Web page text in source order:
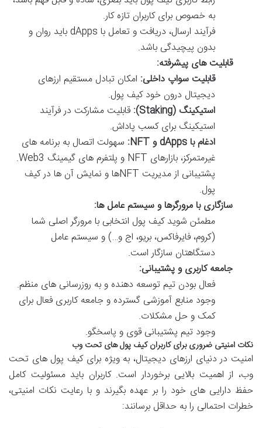
به خصوص برای کاربران تازه کار.
فرآیند ارسال، دریافت و تعامل با dApps باید روان و
بدون پیچیدگی باشد.
قابلیت های پیشرفته:
قابلیت سواپ داخلی: امکان تبادل مستقیم ارزهای
دیجیتال درون خود کیف پول.
استیکینگ (Staking):
قابلیت مشارکت در فرآیند
استیکینگ برای کسب پاداش.
ادغام با dApps و NFT:
سهولت اتصال به برنامه های
غیرمتمرکز، بازارهای NFT و پلتفرم های گیمینگ Web3.
پشتیبانی از مدیریت NFTها و نمایش آن ها در کیف
پول.
سازگاری با مرورگرها و سیستم عامل ها:
مطمئن شوید کیف پول انتخابی با مرورگر اصلی شما
(کروم، فایرفاکس، بریو، اج و…) و سیستم عامل
دستگاهتان سازگار است.
جامعه کاربری و پشتیبانی:
فعال بودن تیم توسعه دهنده و به روزرسانی های منظم.
وجود منابع آموزشی گسترده و جامعه کاربری فعال برای
کمک و حل مشکلات.
وجود تیم پشتیبانی قوی و پاسخگو.
نکات امنیتی ضروری برای کاربران کیف پول های تحت وب
امنیت در دنیای ارزهای دیجیتال، به ویژه برای کیف پول های تحت
وب، از اهمیت بالایی برخوردار است. کاربران باید مسئولیت کامل
حفظ دارایی های خود را بر عهده بگیرند و با رعایت نکات امنیتی،
خطرات احتمالی را به حداقل برسانند: